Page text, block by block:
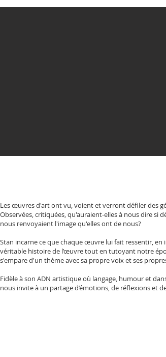
Les œuvres d'art ont vu, voient et verront défiler des
Observées, critiquées, qu'auraient-elles à nous dire si
nous renvoyaient l'image qu'elles ont de nous?
Stan incarne ce que chaque œuvre lui fait ressentir,
véritable histoire de l’œuvre tout en tutoyant notre
s'empare d'un thème avec sa propre voix et ses
Fidèle à son ADN artistique où langage, humour et
nous invite à un partage d’émotions, de réflexions et